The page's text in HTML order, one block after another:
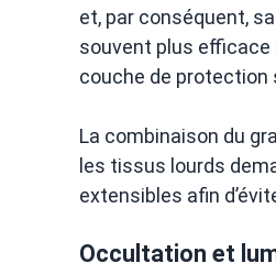
et, par conséquent,
souvent plus efficace
couche de protection
La combinaison du
les tissus lourds
extensibles afin
Occultation et